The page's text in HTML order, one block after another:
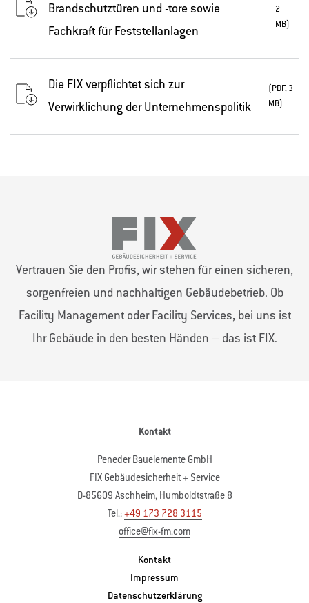
Brandschutztüren und -tore sowie
Fachkraft für Feststellanlagen
2
MB)
Die FIX verpflichtet sich zur
Verwirklichung der Unternehmenspolitik
(PDF, 3
MB)
Vertrauen Sie den Profis, wir stehen für einen sicheren,
sorgenfreien und nachhaltigen Gebäudebetrieb. Ob
Facility Management oder Facility Services, bei uns ist
Ihr Gebäude in den besten Händen – das ist FIX.
Kontakt
Peneder Bauelemente GmbH
FIX Gebäudesicherheit + Service
D-85609 Aschheim, Humboldtstraße 8
Tel.:+49 173 728 3115
office@fix-fm.com
Kontakt
Impressum
Datenschutzerklärung